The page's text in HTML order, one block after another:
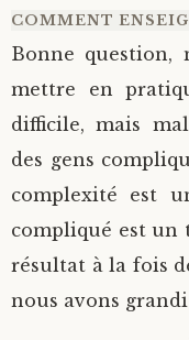
COMMENT
Bonne question,
mettre en
difficile, mais
des gens
complexité est
compliqué est un
résultat à la fois
nous avons